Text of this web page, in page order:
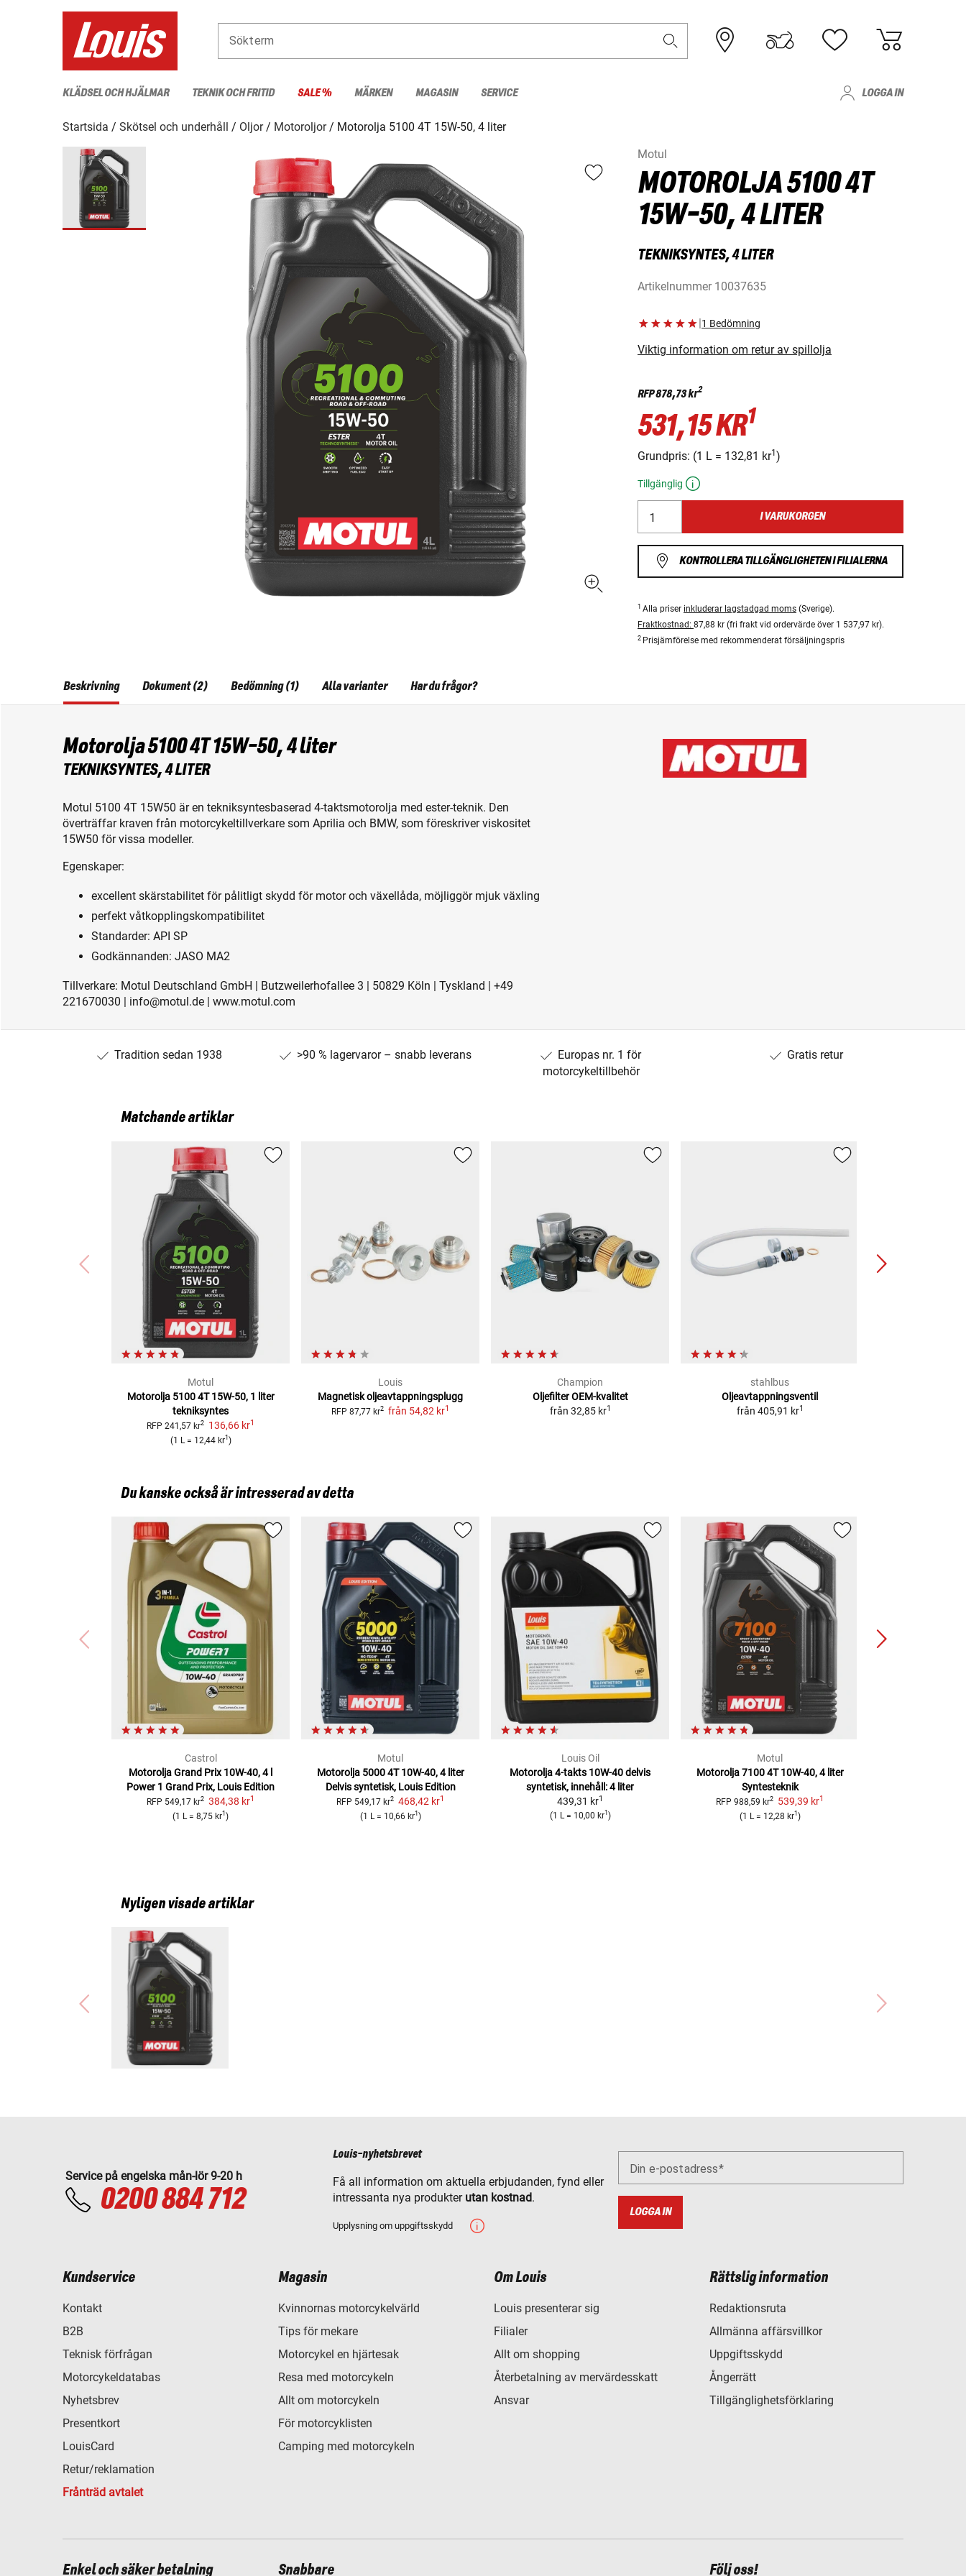
Sökterm
KLÄDSEL OCH HJÄLMAR TEKNIK OCH FRITID SALE % MÄRKEN MAGASIN SERVICE LOGGA IN
Startsida Skötsel och underhåll Oljor Motoroljor
Motorolja 5100 4T 15W-50, 4 liter
Motul
MOTOROLJA 5100 4T
15W-50, 4 LITER
TEKNIKSYNTES, 4 LITER
Artikelnummer 10037635
|1 Bedömning
Viktig information om retur av spillolja
RFP878,73 kr2
531,15 KR1
Grundpris: (1 L = 132,81 kr1)
Tillgänglig
I VARUKORGEN
KONTROLLERA TILLGÄNGLIGHETEN I FILIALERNA
1 Alla priser inkluderar lagstadgad moms (Sverige).
Fraktkostnad: 87,88 kr (fri frakt vid ordervärde över 1 537,97 kr).
2 Prisjämförelse med rekommenderat försäljningspris
Beskrivning
Motorolja 5100 4T 15W-50, 4 liter
TEKNIKSYNTES, 4 LITER
Motul 5100 4T 15W50 är en tekniksyntesbaserad 4-taktsmotorolja med ester-teknik. Den
överträffar kraven från motorcykeltillverkare som Aprilia och BMW, som föreskriver viskositet
15W50 för vissa modeller.
Egenskaper:
excellent skärstabilitet för pålitligt skydd för motor och växellåda, möjliggör mjuk växling
perfekt våtkopplingskompatibilitet
Standarder: API SP
Godkännanden: JASO MA2
Tillverkare: Motul Deutschland GmbH | Butzweilerhofallee 3 | 50829 Köln | Tyskland | +49
221670030 | info@motul.de | www.motul.com
Dokument (2) Bedömning (1) Alla varianter Har du frågor?
Tradition sedan 1938 >90 % lagervaror – snabb leverans
Europas nr. 1 för
motorcykeltillbehör
Gratis retur
Matchande artiklar
Motul
Motorolja 5100 4T 15W-50, 1 liter
tekniksyntes
RFP 241,57 kr2 136,66 kr1
(1 L= 12,44 kr1 )
Louis
Magnetisk oljeavtappningsplugg
RFP 87,77 kr2 från 54,82 kr1
Champion
Oljefilter OEM-kvalitet
från 32,85 kr1
stahlbus
Oljeavtappningsventil
från 405,91 kr1
Du kanske också är intresserad av detta
Castrol
Motorolja Grand Prix 10W-40, 4 l
Power 1 Grand Prix, Louis Edition
RFP 549,17 kr2 384,38 kr1
(1 L = 8,75 kr1 )
Motul
Motorolja 5000 4T 10W-40, 4 liter
Delvis syntetisk, Louis Edition
RFP 549,17 kr2 468,42 kr1
(1 L = 10,66 kr1 )
Louis Oil
Motorolja 4-takts 10W-40delvis
syntetisk, innehåll: 4 liter
439,31 kr1
(1 L = 10,00 kr1 )
Motul
Motorolja 7100 4T 10W-40, 4 liter
Syntesteknik
RFP 988,59 kr2 539,39 kr1
(1 L = 12,28 kr1 )
Nyligen visade artiklar
Service på engelska mån-lör 9-20 h
0200 884 712
Louis-nyhetsbrevet
Få all information om aktuella erbjudanden, fynd eller
intressanta nya produkter utan kostnad.
Upplysning om uppgiftsskydd
Din e-postadress
LOGGA IN
Kundservice
Kontakt
B2B
Teknisk förfrågan
Motorcykeldatabas
Nyhetsbrev
Presentkort
LouisCard
Retur/reklamation
Frånträd avtalet
Magasin
Kvinnornas motorcykelvärld
Tips för mekare
Motorcykel en hjärtesak
Resa med motorcykeln
Allt om motorcykeln
För motorcyklisten
Camping med motorcykeln
Om Louis
Louis presenterar sig
Filialer
Allt om shopping
Återbetalning av mervärdesskatt
Ansvar
Rättslig information
Redaktionsruta
Allmänna affärsvillkor
Uppgiftsskydd
Ångerrätt
Tillgänglighetsförklaring
Enkel och säker betalning Snabbare Följ oss!